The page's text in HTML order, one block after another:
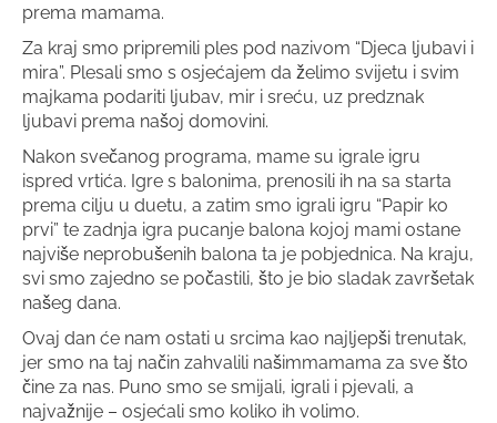
prema mamama.
Za kraj smo pripremili ples pod nazivom “Djeca ljubavi i
mira”. Plesali smo s osjećajem da želimo svijetu i svim
majkama podariti ljubav, mir i sreću, uz predznak
ljubavi prema našoj domovini.
Nakon svečanog programa, mame su igrale igru
ispred vrtića. Igre s balonima, prenosili ih na sa starta
prema cilju u duetu, a zatim smo igrali igru “Papir ko
prvi” te zadnja igra pucanje balona kojoj mami ostane
najviše neprobušenih balona ta je pobjednica. Na kraju,
svi smo zajedno se počastili, što je bio sladak završetak
našeg dana.
Ovaj dan će nam ostati u srcima kao najljepši trenutak,
jer smo na taj način zahvalili našimmamama za sve što
čine za nas. Puno smo se smijali, igrali i pjevali, a
najvažnije – osjećali smo koliko ih volimo.